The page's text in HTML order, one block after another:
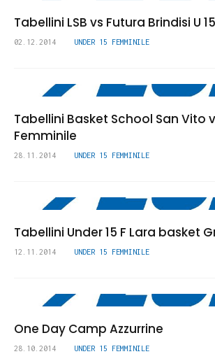
Tabellini LSB vs Futura Brindisi U
02.12.2014 UNDER 15 FEMMINILE
Tabellini Basket School San Vito
Femminile
28.11.2014 UNDER 15 FEMMINILE
12.11.2014 UNDER 15 FEMMINILE
One Day Camp Azzurrine
28.10.2014 UNDER 15 FEMMINILE